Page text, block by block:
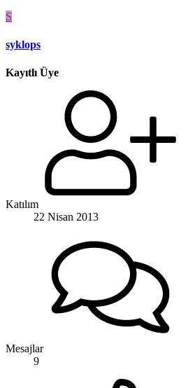
S
syklops
Kayıtlı Üye
Katılım
22 Nisan 2013
Mesajlar
9